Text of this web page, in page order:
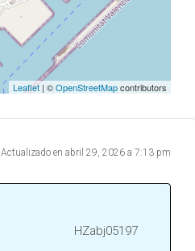
Leaflet | ©OpenStreetMapcontributors
Actualizado en abril 29, 2026 a 7:13 pm
HZabj05197